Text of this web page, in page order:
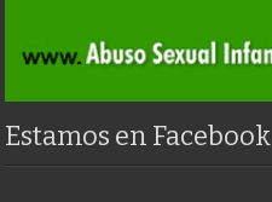
Estamos en Facebook